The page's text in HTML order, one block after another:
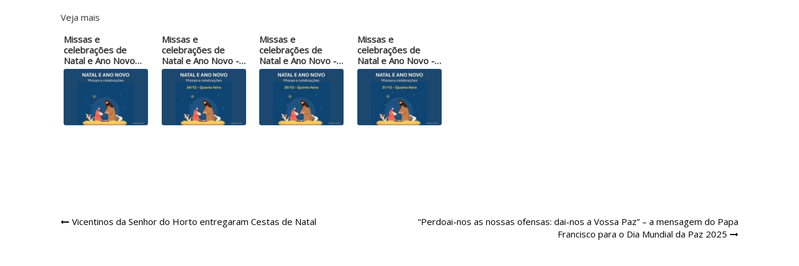
Veja mais
Missas e
celebrações de
Natal e Ano Novo
nas…
Missas e
celebrações de
Natal e Ano Novo -
24/12 -…
Missas e
celebrações de
Natal e Ano Novo -
25/12 -…
Missas e
celebrações de
Natal e Ano Novo -
31/12 -…
Navegação
Vicentinos da Senhor do Horto entregaram Cestas de Natal
“Perdoai-nos as nossas ofensas: dai-nos a Vossa Paz” – a mensagem do Papa
Francisco para o Dia Mundial da Paz 2025